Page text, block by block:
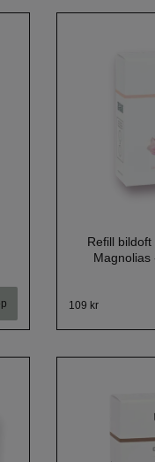
Refill
Magnolias
109 kr